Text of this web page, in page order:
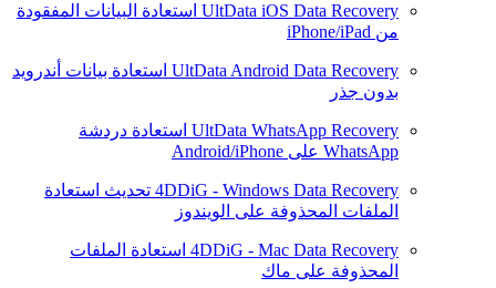
UltData iOS Data Recovery استعادة البيانات المفقودة
من iPhone/iPad
UltData Android Data Recovery استعادة بيانات أندرويد
بدون جذر
UltData WhatsApp Recovery استعادة دردشة
WhatsApp على Android/iPhone
4DDiG - Windows Data Recovery تحديث استعادة
الملفات المحذوفة على الويندوز
4DDiG - Mac Data Recovery استعادة الملفات
المحذوفة على ماك